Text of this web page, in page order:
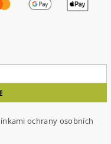
ochrany osobních